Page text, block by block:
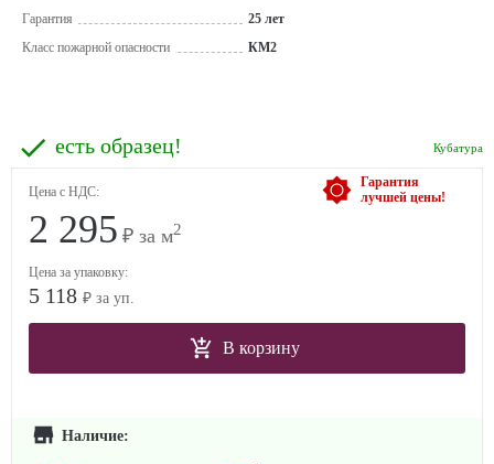
Гарантия
25 лет
Класс пожарной опасности
КМ2
Кубатура
есть образец!
Гарантия
лучшей цены!
Цена с НДС:
2 295 ₽ за м2
Цена за упаковку:
5 118 ₽ за уп.
В корзину
Наличие: